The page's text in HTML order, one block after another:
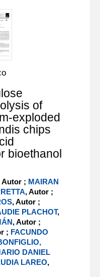
of
exploded
chips
bioethanol
Autor ; MAIRAN
, Autor ;
, Autor ;
PLACHOT,
, Autor ;
; FACUNDO
DANIEL
LAREO,